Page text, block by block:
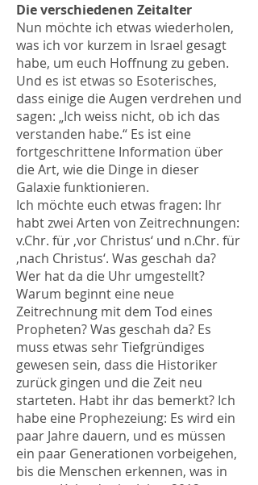
Die verschiedenen Zeitalter
Nun möchte ich etwas wiederholen,
was ich vor kurzem in Israel gesagt
habe, um euch Hoffnung zu geben.
Und es ist etwas so Esoterisches,
dass einige die Augen verdrehen und
sagen: „Ich weiss nicht, ob ich das
verstanden habe.“ Es ist eine
fortgeschrittene Information über
die Art, wie die Dinge in dieser
Galaxie funktionieren.
Ich möchte euch etwas fragen: Ihr
habt zwei Arten von Zeitrechnungen:
v.Chr. für ‚vor Christus‘ und n.Chr. für
‚nach Christus‘. Was geschah da?
Wer hat da die Uhr umgestellt?
Warum beginnt eine neue
Zeitrechnung mit dem Tod eines
Propheten? Was geschah da? Es
muss etwas sehr Tiefgründiges
gewesen sein, dass die Historiker
zurück gingen und die Zeit neu
starteten. Habt ihr das bemerkt? Ich
habe eine Prophezeiung: Es wird ein
paar Jahre dauern, und es müssen
ein paar Generationen vorbeigehen,
bis die Menschen erkennen, was in